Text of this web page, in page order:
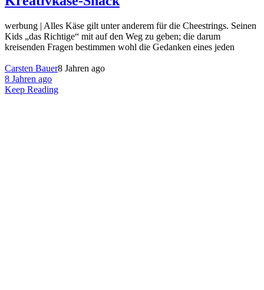
werbung | Alles Käse gilt unter anderem für die Cheestrings. Seinen
Kids „das Richtige“ mit auf den Weg zu geben; die darum
kreisenden Fragen bestimmen wohl die Gedanken eines jeden
Carsten Bauer8 Jahren ago
8 Jahren ago
Keep Reading